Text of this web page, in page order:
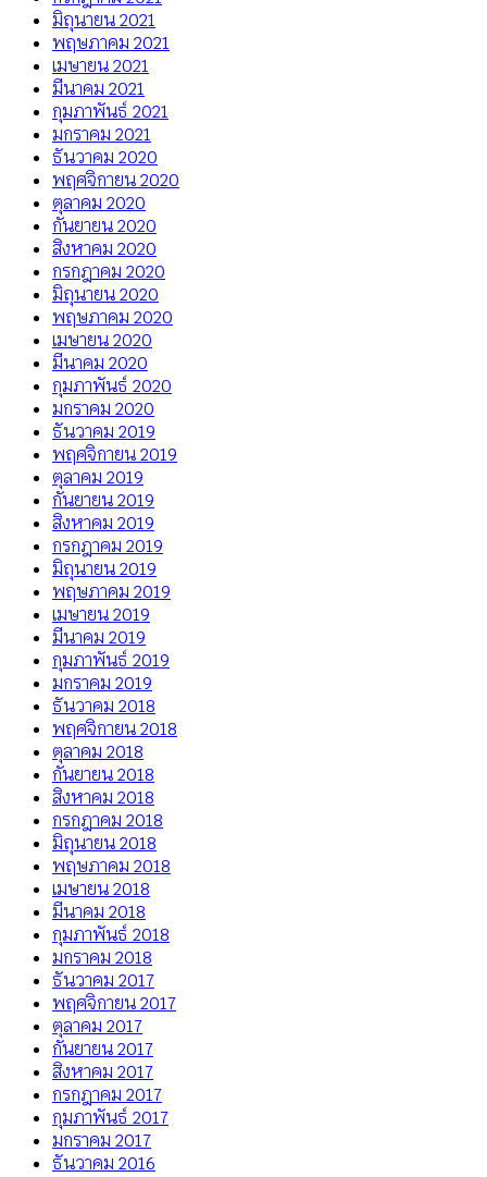
มิถุนายน 2021
พฤษภาคม 2021
เมษายน 2021
มีนาคม 2021
กุมภาพันธ์ 2021
มกราคม 2021
ธันวาคม 2020
พฤศจิกายน 2020
ตุลาคม 2020
กันยายน 2020
สิงหาคม 2020
กรกฎาคม 2020
มิถุนายน 2020
พฤษภาคม 2020
เมษายน 2020
มีนาคม 2020
กุมภาพันธ์ 2020
มกราคม 2020
ธันวาคม 2019
พฤศจิกายน 2019
ตุลาคม 2019
กันยายน 2019
สิงหาคม 2019
กรกฎาคม 2019
มิถุนายน 2019
พฤษภาคม 2019
เมษายน 2019
มีนาคม 2019
กุมภาพันธ์ 2019
มกราคม 2019
ธันวาคม 2018
พฤศจิกายน 2018
ตุลาคม 2018
กันยายน 2018
สิงหาคม 2018
กรกฎาคม 2018
มิถุนายน 2018
พฤษภาคม 2018
เมษายน 2018
มีนาคม 2018
กุมภาพันธ์ 2018
มกราคม 2018
ธันวาคม 2017
พฤศจิกายน 2017
ตุลาคม 2017
กันยายน 2017
สิงหาคม 2017
กรกฎาคม 2017
กุมภาพันธ์ 2017
มกราคม 2017
ธันวาคม 2016